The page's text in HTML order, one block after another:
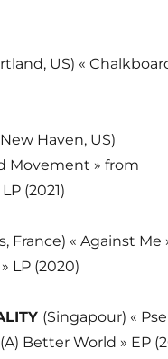
US) «
Haven, US)
Movement » from
(2021)
France) « Against Me
LP (2020)
(Singapour) «
Better World » EP